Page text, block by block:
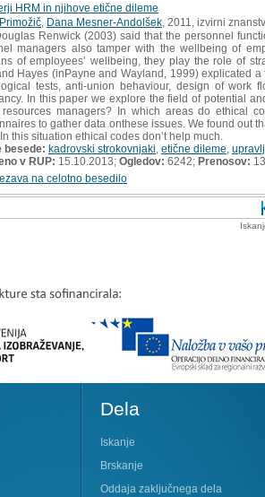
HRM in njihove etične dileme
Dana Mesner-Andolšek , 2011, izvirni
Renwick (2003) said that the personnel
managers also tamper with the wellbeing of
of employeesʼ wellbeing, they play the role of
Hayes (inPayne and Wayland, 1999) explicated
tests, anti-union behaviour, design of work
In this paper we explore the field of potential
resources managers? In which areas do ethical
to gather data onthese issues. We found out
this situation ethical codes donʼt help much.
besede: kadrovski strokovnjaki etične dileme
v RUP: 15.10.2013; Ogledov: 6242; Prenosov:
na celotno besedilo
Dela
Iskanje
Brskanje
Oddaja zaključnega dela